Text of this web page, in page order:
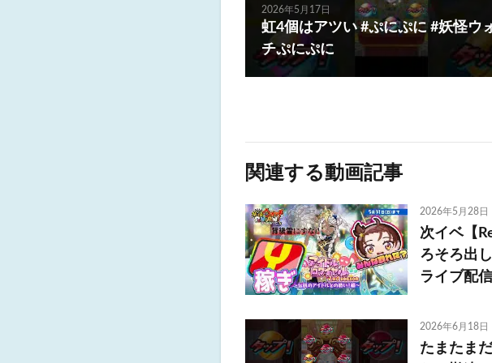
2026年5月17日
虹4個はアツい #ぷにぷに #妖怪ウ
チぷにぷに
関連する動画記事
2026年5月28日
次イベ【
ろそろ出
ライブ配
2026年6月18日
たまたま